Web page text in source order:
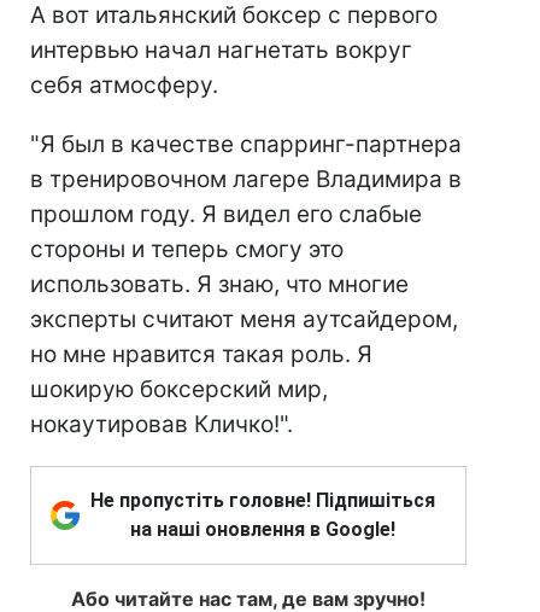
А вот итальянский боксер с первого
интервью начал нагнетать вокруг
себя атмосферу.
"Я был в качестве спарринг-партнера
в тренировочном лагере Владимира в
прошлом году. Я видел его слабые
стороны и теперь смогу это
использовать. Я знаю, что многие
эксперты считают меня аутсайдером,
но мне нравится такая роль. Я
шокирую боксерский мир,
нокаутировав Кличко!".
Не пропустіть головне! Підпишіться
на наші оновлення в Google!
Або читайте нас там, де вам зручно!